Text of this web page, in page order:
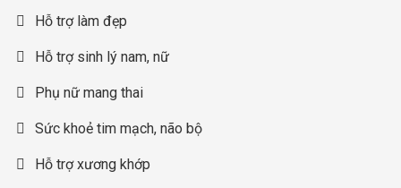
Hỗ trợ làm đẹp
Hỗ trợ sinh lý nam, nữ
Phụ nữ mang thai
Sức khoẻ tim mạch, não bộ
Hỗ trợ xương khớp